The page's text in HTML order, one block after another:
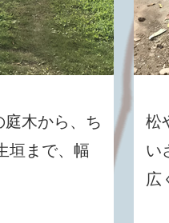
木から、ち
垣まで、幅
松
い
広